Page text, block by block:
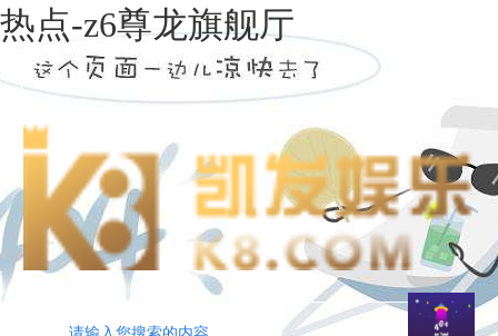
热点-z6尊龙旗舰厅
|